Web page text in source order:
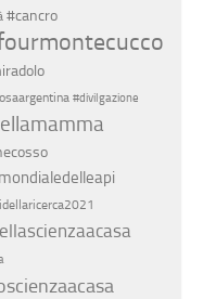
#cancro
#divilgazione